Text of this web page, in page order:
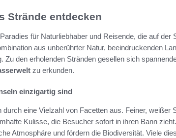
Strände entdecken
für Naturliebhaber und Reisende, die auf der
aus unberührter Natur, beeindruckenden
Zu den erholenden Stränden gesellen sich
zu erkunden.
einzigartig sind
durch eine Vielzahl von Facetten aus. Feiner, weißer
Kulisse, die Besucher sofort in ihren Bann
Atmosphäre und fördern die Biodiversität. Viele